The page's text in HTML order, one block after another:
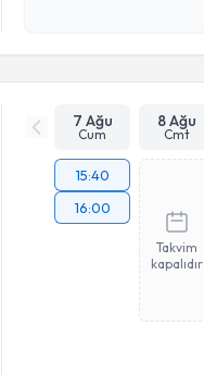
7 Ağu
Cum
8 Ağu
Cmt
15:40
16:00
Takvim
kapalıdır